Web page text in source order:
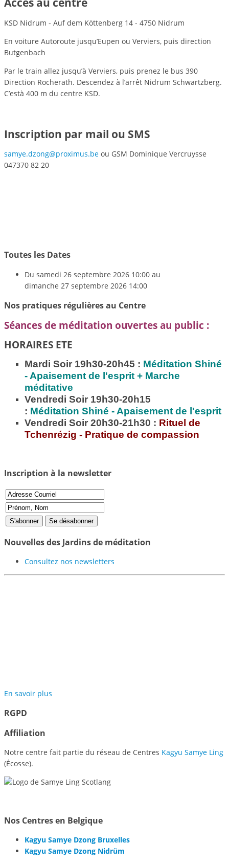
KSD Nidrum - Auf dem Köttenberg 14 - 4750 Nidrum
En voiture Autoroute jusqu’Eupen ou Verviers, puis direction
Butgenbach
Par le train allez jusqu’à Verviers, puis prenez le bus 390
Direction Rocherath. Descendez à l’arrêt Nidrum Schwartzberg.
C’està 400 m du centre KSD.
Inscription par mail ou SMS
samye.dzong@proximus.be ou GSM Dominique Vercruysse
047370 82 20
Toutes les Dates
Du samedi 26 septembre 2026 10:00 au
dimanche 27 septembre 2026 14:00
Nos pratiques régulières au Centre
Séances de méditation ouvertes au public :
HORAIRES ETE
Mardi Soir 19h30-20h45 : Méditation Shiné
- Apaisement de l'esprit + Marche
méditative
Vendredi Soir 19h30-20h15
: Méditation Shiné - Apaisement de l'esprit
Vendredi Soir 20h30-21h30 : Rituel de
Tchenrézig - Pratique de compassion
Inscription à la newsletter
Nouvelles des Jardins de méditation
Consultez nos newsletters
En savoir plus
RGPD
Affiliation
Notre centre fait partie du réseau de Centres Kagyu Samye Ling
(Écosse).
Nos Centres en Belgique
Kagyu Samye Dzong Bruxelles
Kagyu Samye Dzong Nidrüm